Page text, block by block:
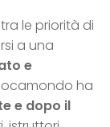
le priorità di
a una
e
ha
e dopo il